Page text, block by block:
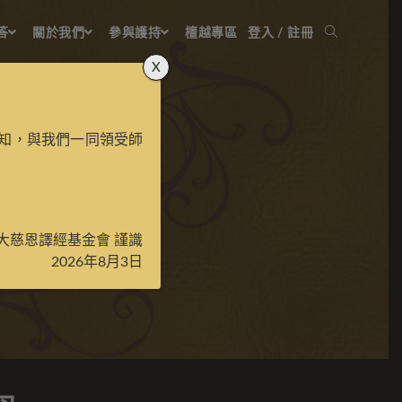
關於我們 參與護持 檀越專區 登入 / 註冊
，與我們一同領受師
慈恩譯經基金會 謹識
2026年8月3日
X